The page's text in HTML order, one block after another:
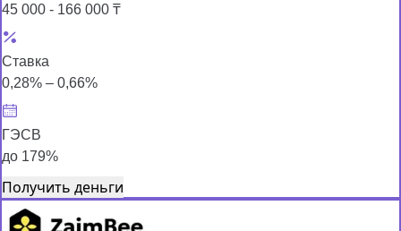
45 000 - 166 000 ₸
Ставка
0,28% – 0,66%
ГЭСВ
до 179%
Получить деньги